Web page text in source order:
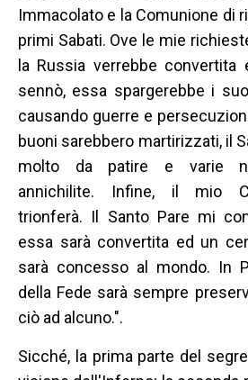
Immacolato e la Comunione di
primi Sabati. Ove le mie
la Russia verrebbe convertita
sennò, essa spargerebbe i
causando guerre e
buoni sarebbero martirizzati, il
molto da patire e varie
annichilite. Infine, il mio
trionferà. Il Santo Pare mi
essa sarà convertita ed un
sarà concesso al mondo. In
della Fede sarà sempre
ciò ad alcuno.".
Sicché, la prima parte del